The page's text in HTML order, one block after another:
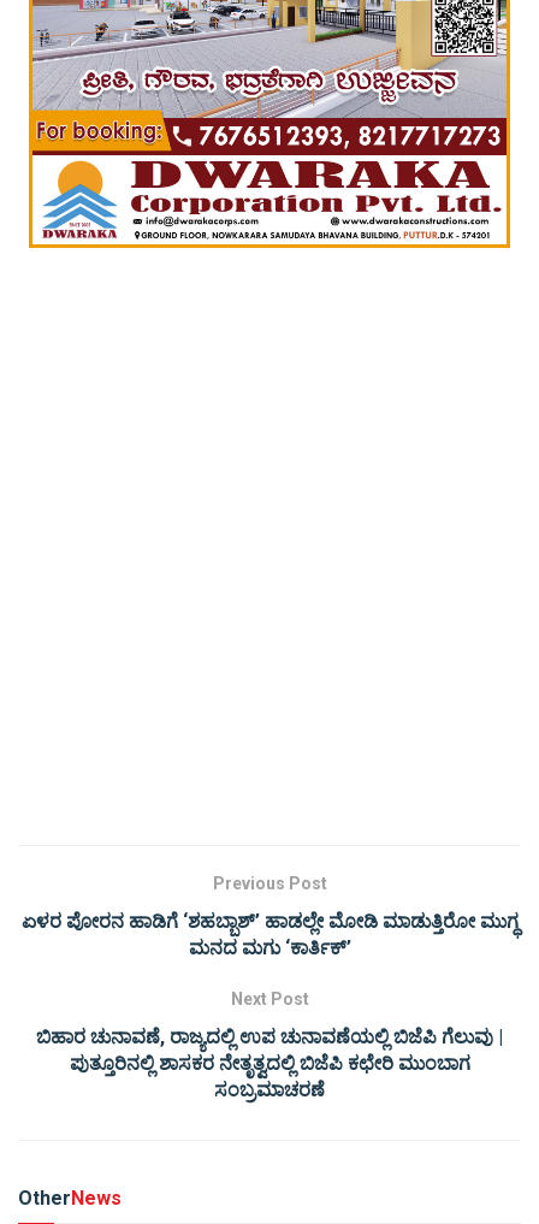
Previous Post
ಏಳರ ಪೋರನ ಹಾಡಿಗೆ ‘ಶಹಬ್ಬಾಶ್’ ಹಾಡಲ್ಲೇ ಮೋಡಿ ಮಾಡುತ್ತಿರೋ ಮುಗ್ಧ
ಮನದ ಮಗು ‘ಕಾರ್ತಿಕ್’
Next Post
ಬಿಹಾರ ಚುನಾವಣೆ, ರಾಜ್ಯದಲ್ಲಿ ಉಪ ಚುನಾವಣೆಯಲ್ಲಿ ಬಿಜೆಪಿ ಗೆಲುವು |
ಪುತ್ತೂರಿನಲ್ಲಿ ಶಾಸಕರ ನೇತೃತ್ವದಲ್ಲಿ ಬಿಜೆಪಿ ಕಛೇರಿ ಮುಂಬಾಗ
ಸಂಬ್ರಮಾಚರಣೆ
OtherNews